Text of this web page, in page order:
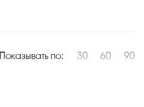
Показывать по: 30 60 90